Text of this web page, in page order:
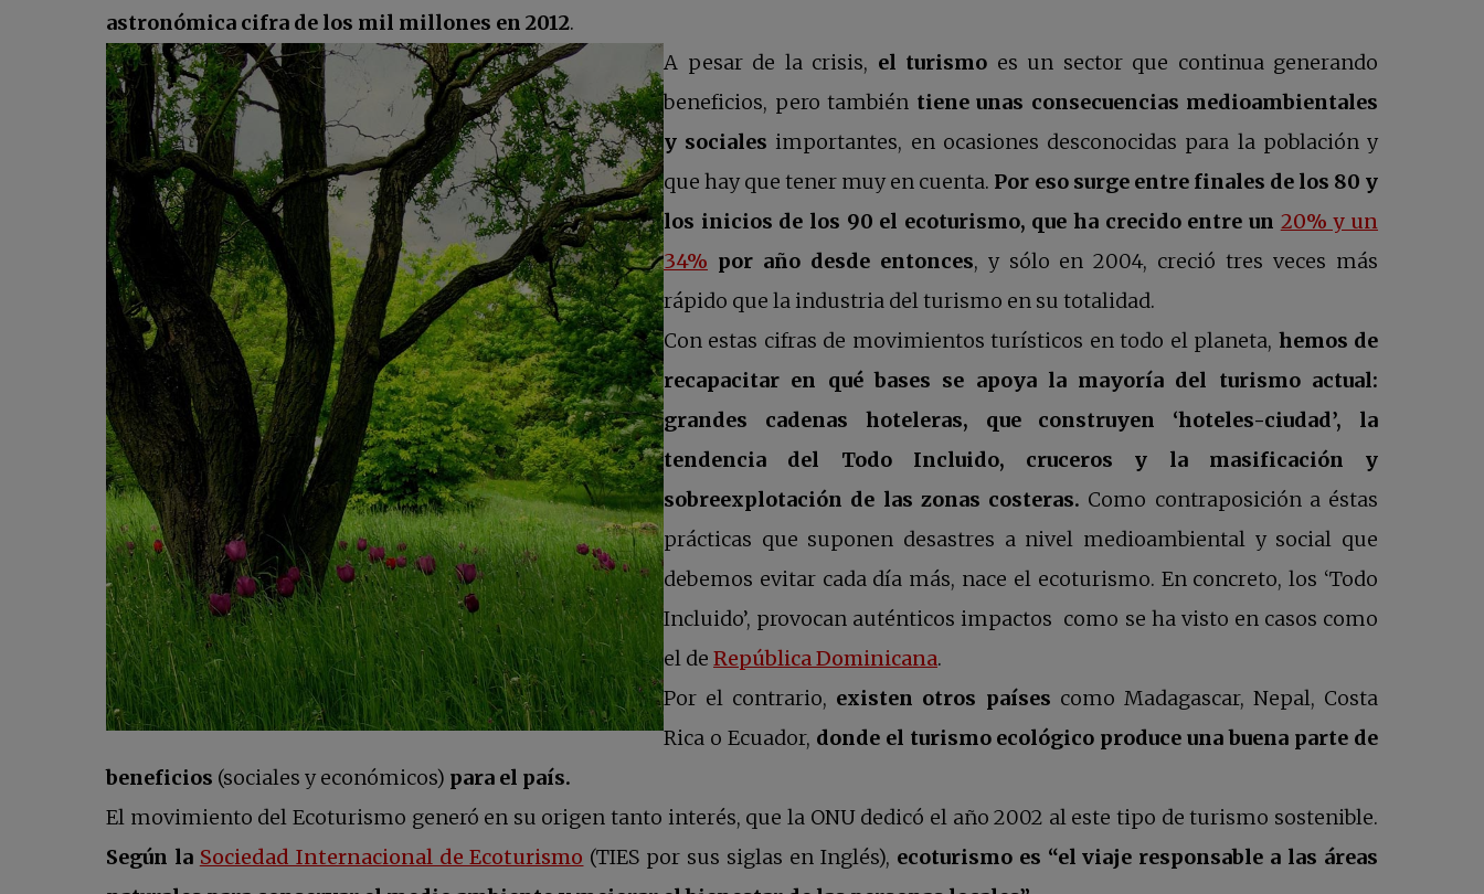
astronómica cifra de los mil millones en 2012.
A pesar de la crisis, el turismo es un sector que continua generando
beneficios, pero también tiene unas consecuencias medioambientales
y sociales importantes, en ocasiones desconocidas para la población y
que hay que tener muy en cuenta. Por eso surge entre finales de los 80 y
los inicios de los 90 el ecoturismo, que ha crecido entre un 20% y un
34% se abre en una pestaña nueva
por año desde entonces, y sólo en 2004, creció tres veces más
rápido que la industria del turismo en su totalidad.
Con estas cifras de movimientos turísticos en todo el planeta, hemos de
recapacitar en qué bases se apoya la mayoría del turismo actual:
grandes cadenas hoteleras, que construyen ‘hoteles-ciudad’, la
tendencia del Todo Incluido, cruceros y la masificación y
sobreexplotación de las zonas costeras. Como contraposición a éstas
prácticas que suponen desastres a nivel medioambiental y social que
debemos evitar cada día más, nace el ecoturismo. En concreto, los ‘Todo
Incluido’, provocan auténticos impactos como se ha visto en casos como
el de República Dominicana.
Por el contrario, existen otros países como Madagascar, Nepal, Costa
Rica o Ecuador, donde el turismo ecológico produce una buena parte de
beneficios (sociales y económicos) para el país.
El movimiento del Ecoturismo generó en su origen tanto interés, que la ONU dedicó el año 2002 al este tipo de turismo sostenible.
Según la Sociedad Internacional de Ecoturismo se abre en una pestaña nueva
(TIES por sus siglas en Inglés), ecoturismo es “el viaje responsable a las áreas